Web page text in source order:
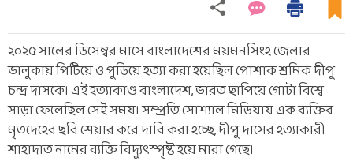
২০২৫ সালের ডিসেম্বর মাসে বাংলাদেশের ময়মনসিংহ জেলার
ভালুকায় পিটিয়ে ও পুড়িয়ে হত্যা করা হয়েছিল পোশাক শ্রমিক দীপু
চন্দ্র দাসকে। এই হত্যাকাণ্ড বাংলাদেশ, ভারত ছাপিয়ে গোটা বিশ্বে
সাড়া ফেলেছিল সেই সময়। সম্প্রতি সোশ্যাল মিডিয়ায় এক ব্যক্তির
মৃতদেহের ছবি শেয়ার করে দাবি করা হচ্ছে, দীপু দাসের হত্যাকারী
শাহাদাত নামের ব্যক্তি বিদ্যুৎস্পৃষ্ট হয়ে মারা গেছে।